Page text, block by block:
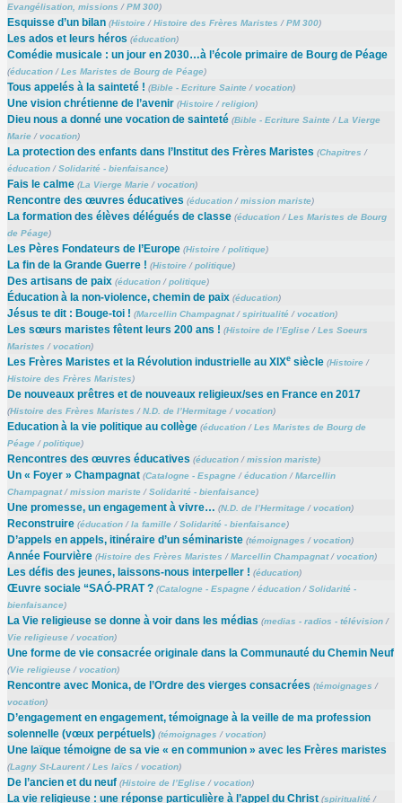
Evangélisation, missions /PM 300)
Esquisse d’un bilan (Histoire/Histoire des Frères Maristes /PM 300)
Les ados et leurs héros (éducation)
Comédie musicale : un jour en 2030…à l’école primaire de Bourg de Péage
(éducation/Les Maristes de Bourg de Péage)
Tous appelés à la sainteté ! (Bible - Ecriture Sainte/vocation)
Une vision chrétienne de l’avenir (Histoire/religion)
Dieu nous a donné une vocation de sainteté (Bible - Ecriture Sainte/La Vierge
Marie/vocation)
La protection des enfants dans l’Institut des Frères Maristes (Chapitres /
éducation/Solidarité - bienfaisance)
Fais le calme (La Vierge Marie/vocation)
Rencontre des œuvres éducatives (éducation/mission mariste)
La formation des élèves délégués de classe (éducation/Les Maristes de Bourg
de Péage)
Les Pères Fondateurs de l’Europe (Histoire/politique)
La fin de la Grande Guerre ! (Histoire/politique)
Des artisans de paix (éducation/politique)
Éducation à la non-violence, chemin de paix (éducation)
Jésus te dit : Bouge-toi ! (Marcellin Champagnat/spiritualité/vocation)
Les sœurs maristes fêtent leurs 200 ans ! (Histoire de l’Eglise/Les Soeurs
Maristes /vocation)
Les Frères Maristes et la Révolution industrielle au XIXesiècle (Histoire/
Histoire des Frères Maristes)
De nouveaux prêtres et de nouveaux religieux/ses en France en 2017
(Histoire des Frères Maristes /N.D. de l’Hermitage/vocation)
Education à la vie politique au collège (éducation/Les Maristes de Bourg de
Péage/politique)
Rencontres des œuvres éducatives (éducation/mission mariste)
Un « Foyer » Champagnat (Catalogne - Espagne/éducation/Marcellin
Champagnat/mission mariste/Solidarité - bienfaisance)
Une promesse, un engagement à vivre… (N.D. de l’Hermitage/vocation)
Reconstruire (éducation/la famille/Solidarité - bienfaisance)
D’appels en appels, itinéraire d’un séminariste (témoignages /vocation)
Année Fourvière (Histoire des Frères Maristes /Marcellin Champagnat/vocation)
Les défis des jeunes, laissons-nous interpeller ! (éducation)
Œuvre sociale “SAÓ-PRAT ? (Catalogne - Espagne/éducation/Solidarité -
bienfaisance)
La Vie religieuse se donne à voir dans les médias (medias - radios - télévision/
Vie religieuse/vocation)
Une forme de vie consacrée originale dans la Communauté du Chemin Neuf
(Vie religieuse/vocation)
Rencontre avec Monica, de l’Ordre des vierges consacrées (témoignages /
vocation)
D’engagement en engagement, témoignage à la veille de ma profession
solennelle (vœux perpétuels) (témoignages /vocation)
Une laïque témoigne de sa vie « en communion » avec les Frères maristes
(Lagny St-Laurent/Les laïcs /vocation)
De l’ancien et du neuf (Histoire de l’Eglise/vocation)
La vie religieuse : une réponse particulière à l’appel du Christ (spiritualité/